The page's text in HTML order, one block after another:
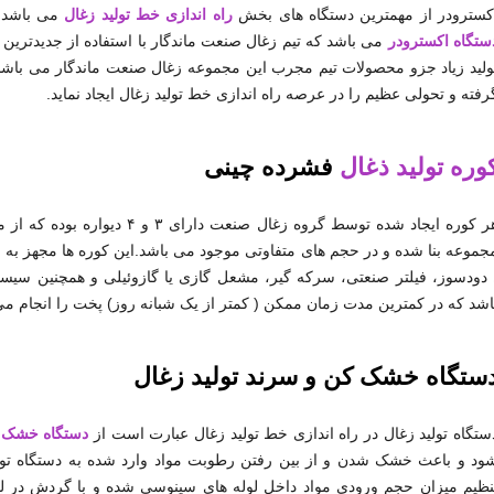
از مهمترین دستگاه های بخشراه اندازی خط تولید زغال می
اکسترودر
می باشد که تیم زغال صنعت ماندگار با استفاده از
زیاد جزو محصولات تیم مجرب این مجموعه زغال صنعت ماندگار می
و تحولی عظیم را در عرصه راه اندازی خط تولید زغال ایجاد نماید.
تولید ذغال فشرده چینی
هر کوره ایجاد شده توسط گروه
بنا شده و در حجم های متفاوتی موجود می باشد.این کوره ها مجهز به
دودسوز، فیلتر صنعتی، سرکه گیر، مشعل گازی یا گازوئیلی و همچنین
که در کمترین مدت زمان ممکن ( کمتر از یک شبانه روز) پخت را انجام
خشک کن و سرند تولید زغال
تولید زغال در راه اندازی خط تولید زغال عبارت است از دستگاه
و باعث خشک شدن و از بین رفتن رطوبت مواد وارد شده به دستگاه